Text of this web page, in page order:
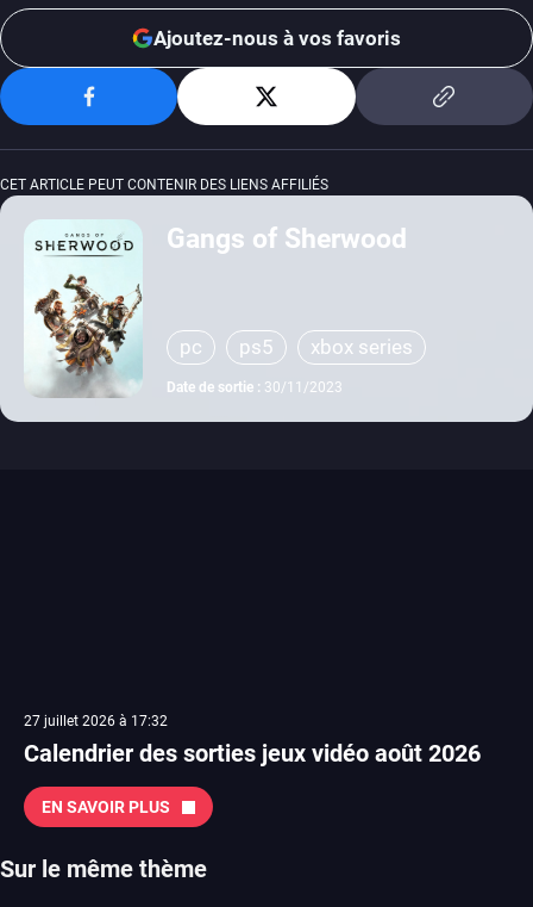
Ajoutez-nous à vos favoris
CET ARTICLE PEUT CONTENIR DES LIENS AFFILIÉS
Gangs of Sherwood
pc ps5 xbox series
Date de sortie : 30/11/2023
27 juillet 2026 à 17:32
Calendrier des sorties jeux vidéo août 2026
EN SAVOIR PLUS
Sur le même thème